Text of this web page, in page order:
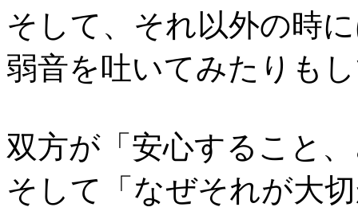
そして、それ以外の時
弱音を吐いてみたりも
双方が「安心すること
そして「なぜそれが大